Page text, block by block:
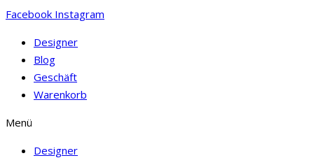
Facebook Instagram
Designer
Blog
Geschäft
Warenkorb
Menü
Designer